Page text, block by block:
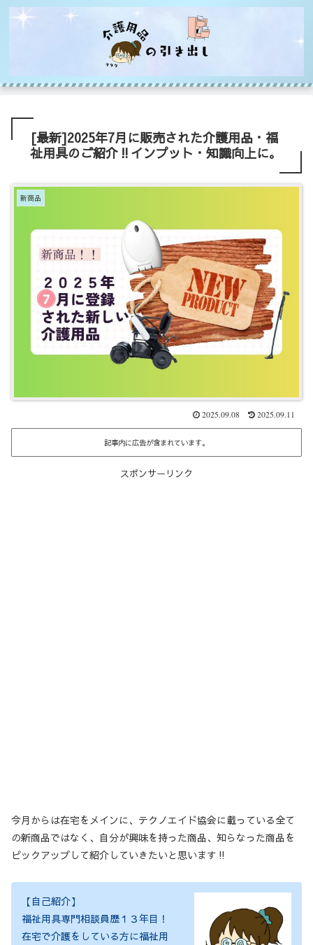
[最新]2025年7月に販売された介護用品・福
祉用具のご紹介‼インプット・知識向上に。
新商品
2025.09.08 2025.09.11
記事内に広告が含まれています。
スポンサーリンク
今月からは在宅をメインに、テクノエイド協会に載っている全て
の新商品ではなく、自分が興味を持った商品、知らなった商品を
ピックアップして紹介していきたいと思います‼
【自己紹介】
福祉用具専門相談員歴１３年目！
在宅で介護をしている方に福祉用